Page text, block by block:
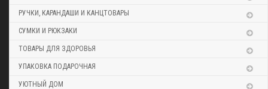
РУЧКИ, КАРАНДАШИ И КАНЦТОВАРЫ
СУМКИ И РЮКЗАКИ
ТОВАРЫ ДЛЯ ЗДОРОВЬЯ
УПАКОВКА ПОДАРОЧНАЯ
УЮТНЫЙ ДОМ